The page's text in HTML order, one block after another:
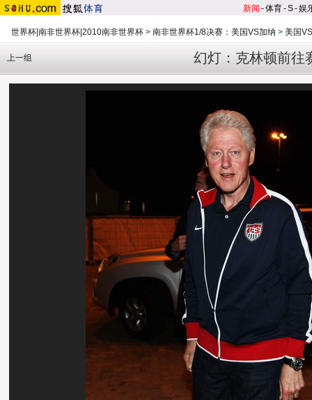
新闻 -体育-S-娱
世界杯|南非世界杯|2010南非世界杯 > 南非世界杯1/8决赛：美国VS加纳 > 美国
幻灯：克林顿前往
上一组